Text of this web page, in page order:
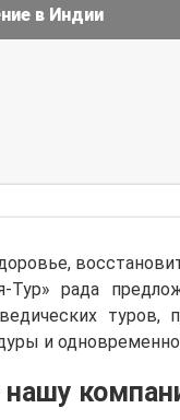
в Индии
Тур» рада
туров,
и
нашу